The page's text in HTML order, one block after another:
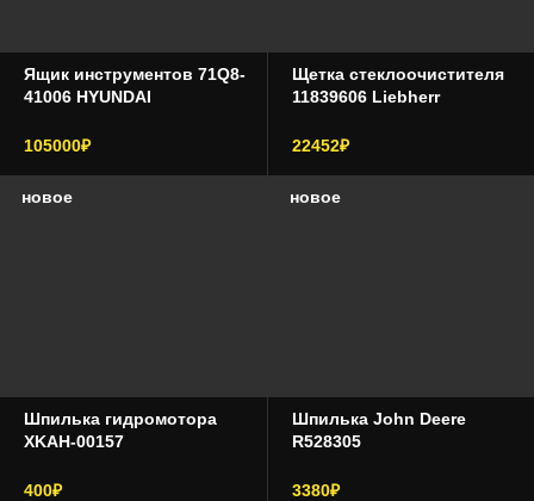
фронтальные погрузчики
складская техника
Ящик инструментов 71Q8-
41006 HYUNDAI
105000₽
Щетка стеклоочистителя
11839606 Liebherr
22452₽
новое
Шпилька гидромотора
XKAH-00157
400₽
новое
Шпилька John Deere
R528305
3380₽